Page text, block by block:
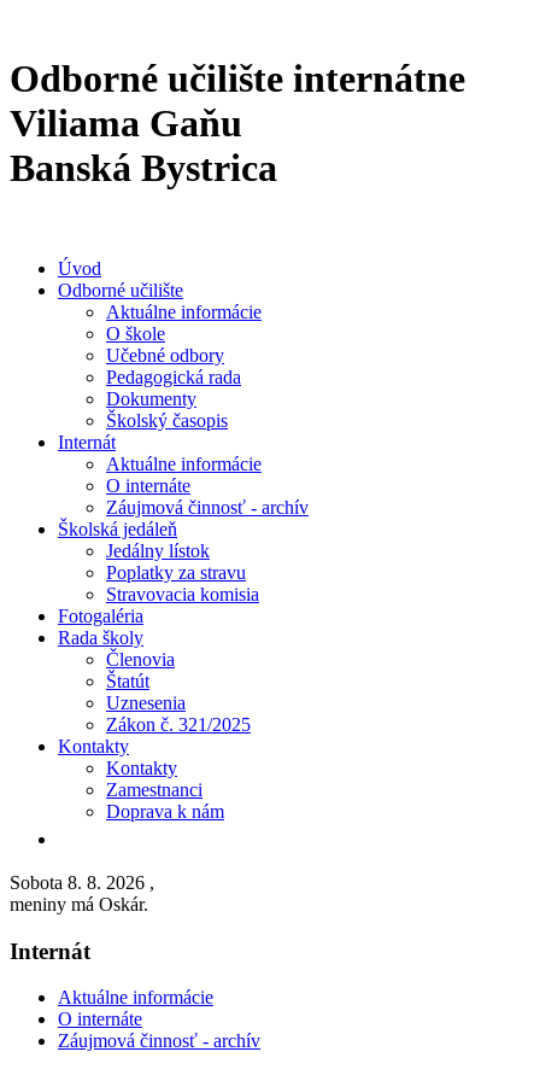
Odborné učilište internátne
Viliama Gaňu
Banská Bystrica
Úvod
Odborné učilište
Aktuálne informácie
O škole
Učebné odbory
Pedagogická rada
Dokumenty
Školský časopis
Internát
Aktuálne informácie
O internáte
Záujmová činnosť - archív
Školská jedáleň
Jedálny lístok
Poplatky za stravu
Stravovacia komisia
Fotogaléria
Rada školy
Členovia
Štatút
Uznesenia
Zákon č. 321/2025
Kontakty
Kontakty
Zamestnanci
Doprava k nám
Sobota 8. 8. 2026 ,
meniny má Oskár.
Internát
Aktuálne informácie
O internáte
Záujmová činnosť - archív